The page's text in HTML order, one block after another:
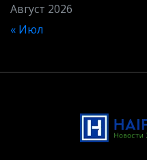
Август 2026
« Июл